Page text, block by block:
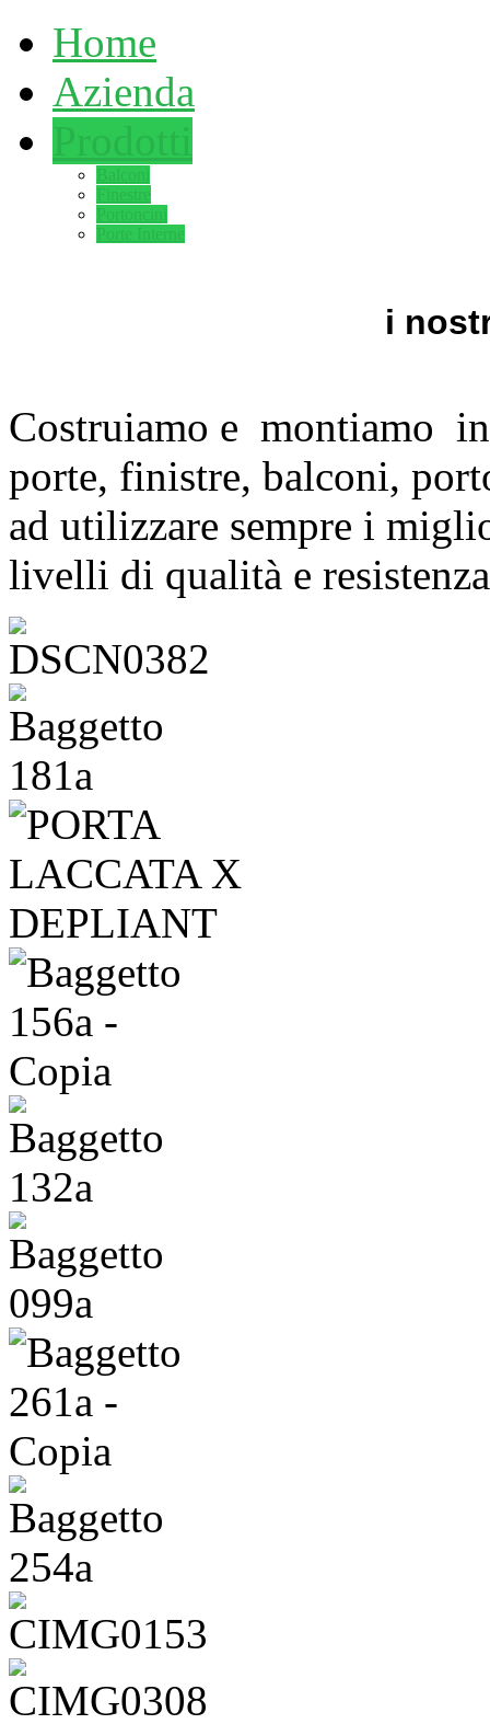
Home
Azienda
i
Costruiamo e montiamo
porte, finistre, balconi,
ad utilizzare sempre i
livelli di qualità e